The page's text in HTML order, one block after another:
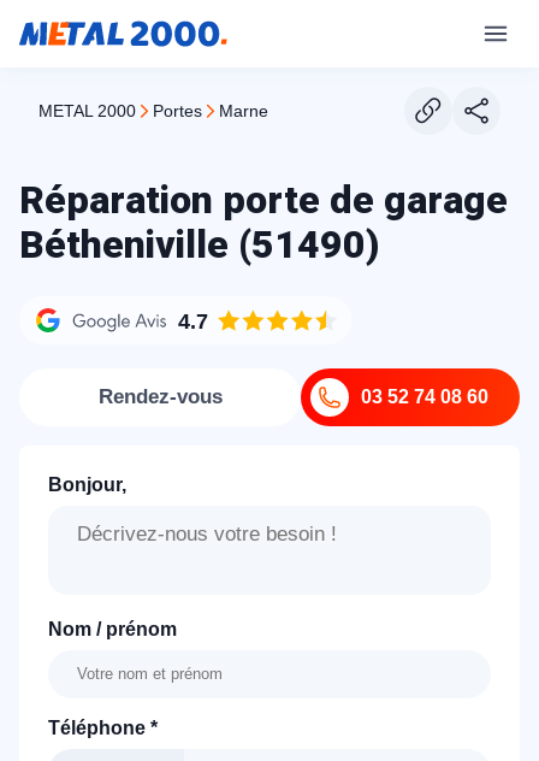
METAL 2000 portes marne
Réparation porte de garage
Bétheniville (51490)
4.7
03 52 74 08 60
Rendez-vous
Bonjour,
Nom / prénom
Téléphone *